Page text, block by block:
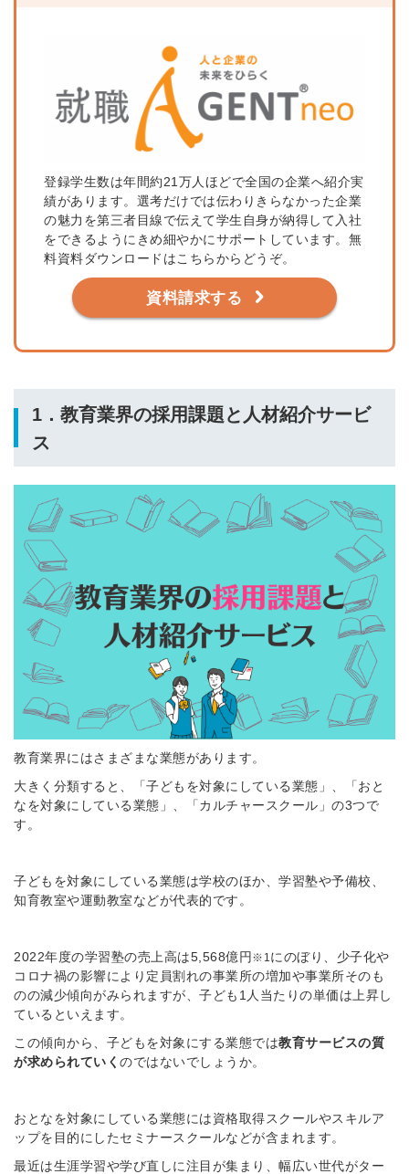
登録学生数は年間約21万人ほどで全国の企業へ紹介実
績があります。選考だけでは伝わりきらなかった企業
の魅力を第三者目線で伝えて学生自身が納得して入社
をできるようにきめ細やかにサポートしています。無
料資料ダウンロードはこちらからどうぞ。
資料請求する
1．教育業界の採用課題と人材紹介サービ
ス
教育業界にはさまざまな業態があります。
大きく分類すると、「子どもを対象にしている業態」、「おと
なを対象にしている業態」、「カルチャースクール」の3つで
す。
子どもを対象にしている業態は学校のほか、学習塾や予備校、
知育教室や運動教室などが代表的です。
2022年度の学習塾の売上高は5,568億円※1 にのぼり、少子化や
コロナ禍の影響により定員割れの事業所の増加や事業所そのも
のの減少傾向がみられますが、子ども1人当たりの単価は上昇し
ているといえます。
この傾向から、子どもを対象にする業態では教育サービスの質
が求められていく のではないでしょうか。
おとなを対象にしている業態には資格取得スクールやスキルア
ップを目的にしたセミナースクールなどが含まれます。
最近は生涯学習や学び直しに注目が集まり、幅広い世代がター